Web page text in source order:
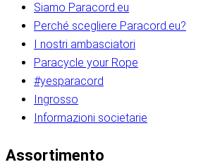
Siamo Paracord.eu
Perché scegliere Paracord.eu?
I nostri ambasciatori
Paracycle your Rope
#yesparacord
Ingrosso
Informazioni societarie​​​​‌ ‍ ​‍​‍‌‍ ‌ ​‍‌‍‍‌‌‍‌ ‌‍‍‌‌‍ ‍​‍​‍​ ‍‍​‍​‍‌ ​ ‌‍​‌‌‍ ‍‌‍‍‌‌ ‌​‌ ‍‌​‍ ‍‌‍‍‌‌‍ ​‍​‍​‍ ​​‍​‍‌‍‍​‌ ​‍‌‍‌‌‌‍‌‍​‍​‍​ ‍‍​‍​‍‌‍‍​‌ ‌​‌ ‌​‌ ​​‌ ​ ​ ‍‍​‍ ​‍ ‌ ​​‌‍​‌‌ ​‍‌‍​‌‌‍​ ‌‍ ‌ ​‍‌‍‌​​‍ ‍‌ ​ ‌‍​‌‌‍ ‍‌‍‍‌‌ ‌​‌ ‍‌​‍ ‍‌ ​ ‌ ‌​‌ ‌‌‌‍‌​‌‍‍‌‌‍ ​‍ ‌‍‍‌‌‍ ‍‌ ‌​‌‍‌‌‌‍ ‍‌ ‌​​‍ ‌‍‌‌‌‍‌​‌‍‍‌‌ ‌​​‍ ‌‍ ‌‌‍ ‌‍‌​‌‍‌‌​ ‌‌ ​​‌ ​‍‌‍‌‌‌ ​ ‌‍‌‌‌‍ ‍‌ ‌​‌‍​‌‌ ‌​‌‍‍‌‌‍ ‌‍ ‍​ ‍ ‌‍‍‌‌‍‌​​ ‌‌‍‌‍‌‍ ‌‍ ‌ ‌​‌‍‌‌‌ ​‍​‍ ‌‌‍​‍‌ ​‍‌‍​‌‌‍ ‍‌‍‌​​‍ ‌‌‍‍‌‌‍ ‌‌ ​​‌ ​‍‌‍‍‌‌‍ ‍‌ ‌​​ ‍ ‌ ‌​‌ ‍‌‌ ​​‌‍‌‌​ ‌‌ ‌​‌ ​‍‌‍​‌‌‍ ‍‌ ​ ‌‍ ​‌‍​‌‌ ‌​‌‍‌‌‌‍‌​​‍ ‌‌‍ ‌‌‍‌‌‌ ​ ‌ ​ ‌‍​‌‌‍‌ ‌‍‌‌​ ‍ ‌ ​​‌‍​‌‌ ‌​‌‍‍​​ ‌‌ ‌‍‌‍​‌‌‍ ​‌ ‌‌‌‍‌‌​‍ ‍‌‍‍‌‌ ‌​‌‌ ‌​‍‌‌‌‌​​ ‌‍​‍‌‍​‌‌ ​ ‌‍‌‌‌‌‌‌‌ ​‍‌‍ ​​ ‌‌‍‍​‌ ‌​‌ ‌​‌ ​​‌ ​ ​‍‌‌​ ​ ‌​​‌​‍‌‌​ ​‍‌​‌‍​‍‌‌​ ​‍‌​‌‍‌ ​​‌‍​‌‌ ​‍‌‍​‌‌‍​ ‌‍ ‌ ​‍‌‍‌​​‍ ‍‌ ​ ‌‍​‌‌‍ ‍‌‍‍‌‌ ‌​‌ ‍‌​‍ ‍‌ ​ ‌ ‌​‌ ‌‌‌‍‌​‌‍‍‌‌‍ ​‍‌‍‌‍‍‌‌‍‌​​ ‌‌‍‌‍‌‍ ‌‍ ‌ ‌​‌‍‌‌‌ ​‍​‍ ‌‌‍​‍‌ ​‍‌‍​‌‌‍ ‍‌‍‌​​‍ ‌‌‍‍‌‌‍ ‌‌ ​​‌ ​‍‌‍‍‌‌‍ ‍‌ ‌​​‍‌‍‌ ‌​‌ ‍‌‌ ​​‌‍‌‌​ ‌‌ ‌​‌ ​‍‌‍​‌‌‍ ‍‌ ​ ‌‍ ​‌‍​‌‌ ‌​‌‍‌‌‌‍‌​​‍ ‌‌‍ ‌‌‍‌‌‌ ​ ‌ ​ ‌‍​‌‌‍‌ ‌‍‌‌​‍‌‍‌ ​​‌‍​‌‌ ‌​‌‍‍​​ ‌‌ ‌‍‌‍​‌‌‍ ​‌ ‌‌‌‍‌‌​‍ ‍‌‍‍‌‌ ‌​‌‌ ‌​‍‌‌‌‌​​‍‌‍‌ ​​‌‍‌‌‌ ​‍‌ ​ ‌ ​​‌‍‌‌‌‍​ ‌ ‌​‌‍‍‌‌ ‌‍‌‍‌‌​ ‌‌ ​​‌ ‌‌‌‍​‍‌‍ ​‌‍‍‌‌ ​ ‌‍‍​‌‍‌‌‌‍‌​​‍​‍‌ ‌​​​​‌ ‍ ​‍​‍‌‍ ‌ ​‍‌‍‍‌‌‍‌ ‌‍‍‌‌‍ ‍​‍​‍​ ‍‍​‍​‍‌ ​ ‌‍​‌‌‍ ‍‌‍‍‌‌ ‌​‌ ‍‌​‍ ‍‌‍‍‌‌‍ ​‍​‍​‍ ​​‍​‍‌‍‍​‌ ​‍‌‍‌‌‌‍‌‍​‍​‍​ ‍‍​‍​‍‌‍‍​‌ ‌​‌ ‌​‌ ​​‌ ​ ​ ‍‍​‍ ​‍ ‌ ​​‌‍​‌‌ ​‍‌‍​‌‌‍​ ‌‍ ‌ ​‍‌‍‌​​‍ ‍‌ ​ ‌‍​‌‌‍ ‍‌‍‍‌‌ ‌​‌ ‍‌​‍ ‍‌ ​ ‌ ‌​‌ ‌‌‌‍‌​‌‍‍‌‌‍ ​‍ ‌‍‍‌‌‍ ‍‌ ‌​‌‍‌‌‌‍ ‍‌ ‌​​‍ ‌‍‌‌‌‍‌​‌‍‍‌‌ ‌​​‍ ‌‍ ‌‌‍ ‌‍‌​‌‍‌‌​ ‌‌ ​​‌ ​‍‌‍‌‌‌ ​ ‌‍‌‌‌‍ ‍‌ ‌​‌‍​‌‌ ‌​‌‍‍‌‌‍ ‌‍ ‍​ ‍ ‌‍‍‌‌‍‌​​ ‌‌‍‌‍‌‍ ‌‍ ‌ ‌​‌‍‌‌‌ ​‍​‍ ‌‌‍​‍‌ ​‍‌‍​‌‌‍ ‍‌‍‌​​‍ ‌‌‍‍‌‌‍ ‌‌ ​​‌ ​‍‌‍‍‌‌‍ ‍‌ ‌​​ ‍ ‌ ‌​‌ ‍‌‌ ​​‌‍‌‌​ ‌‌ ‌​‌ ​‍‌‍​‌‌‍ ‍‌ ​ ‌‍ ​‌‍​‌‌ ‌​‌‍‌‌‌‍‌​​‍ ‌‌‍ ‌‌‍‌‌‌ ​ ‌ ​ ‌‍​‌‌‍‌ ‌‍‌‌​ ‍ ‌ ​​‌‍​‌‌ ‌​‌‍‍​​ ‌‌ ‌‍‌‍​‌‌‍ ​‌ ‌‌‌‍‌‌​‍ ‍‌‍‍‌‌ ‌​‌‌ ‌​‍‌‌‌‌​​ ‌‍​‍‌‍​‌‌ ​ ‌‍‌‌‌‌‌‌‌ ​‍‌‍ ​​ ‌‌‍‍​‌ ‌​‌ ‌​‌ ​​‌ ​ ​‍‌‌​ ​ ‌​​‌​‍‌‌​ ​‍‌​‌‍​‍‌‌​ ​‍‌​‌‍‌ ​​‌‍​‌‌ ​‍‌‍​‌‌‍​ ‌‍ ‌ ​‍‌‍‌​​‍ ‍‌ ​ ‌‍​‌‌‍ ‍‌‍‍‌‌ ‌​‌ ‍‌​‍ ‍‌ ​ ‌ ‌​‌ ‌‌‌‍‌​‌‍‍‌‌‍ ​‍‌‍‌‍‍‌‌‍‌​​ ‌‌‍‌‍‌‍ ‌‍ ‌ ‌​‌‍‌‌‌ ​‍​‍ ‌‌‍​‍‌ ​‍‌‍​‌‌‍ ‍‌‍‌​​‍ ‌‌‍‍‌‌‍ ‌‌ ​​‌ ​‍‌‍‍‌‌‍ ‍‌ ‌​​‍‌‍‌ ‌​‌ ‍‌‌ ​​‌‍‌‌​ ‌‌ ‌​‌ ​‍‌‍​‌‌‍ ‍‌ ​ ‌‍ ​‌‍​‌‌ ‌​‌‍‌‌‌‍‌​​‍ ‌‌‍ ‌‌‍‌‌‌ ​ ‌ ​ ‌‍​‌‌‍‌ ‌‍‌‌​‍‌‍‌ ​​‌‍​‌‌ ‌​‌‍‍​​ ‌‌ ‌‍‌‍​‌‌‍ ​‌ ‌‌‌‍‌‌​‍ ‍‌‍‍‌‌ ‌​‌‌ ‌​‍‌‌‌‌​​‍‌‍‌ ​​‌‍‌‌‌ ​‍‌ ​ ‌ ​​‌‍‌‌‌‍​ ‌ ‌​‌‍‍‌‌ ‌‍‌‍‌‌​ ‌‌ ​​‌ ‌‌‌‍​‍‌‍ ​‌‍‍‌‌ ​ ‌‍‍​‌‍‌‌‌‍‌​​‍​‍‌ ‌
Assortimento